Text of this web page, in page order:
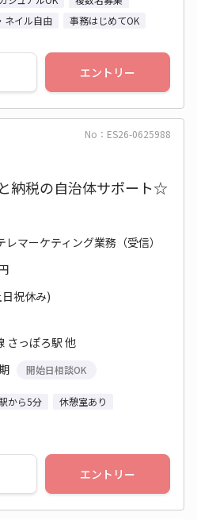
ネイル自由 事務はじめてOK
エントリー
No：ES26-0625988
納税の自治体サポート☆
マーケティング業務（受信）
祝休み)
さっぽろ駅 他
開始日相談OK
駅から5分
休憩室あり
エントリー